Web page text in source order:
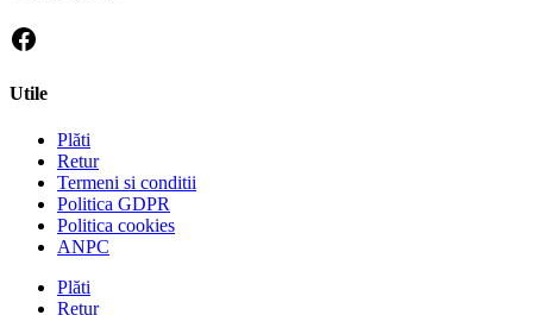
Utile
Plăti
Retur
Termeni si conditii
Politica GDPR
Politica cookies
ANPC
Plăti
Retur